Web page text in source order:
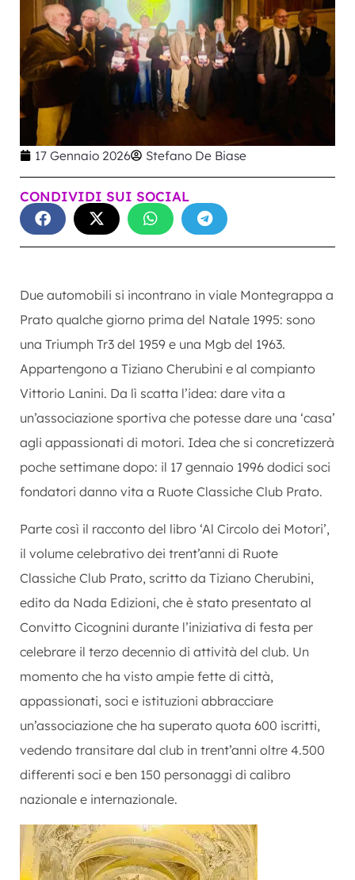
17 Gennaio 2026 Stefano De Biase
CONDIVIDI SUI SOCIAL
Due automobili si incontrano in viale Montegrappa a
Prato qualche giorno prima del Natale 1995: sono
una Triumph Tr3 del 1959 e una Mgb del 1963.
Appartengono a Tiziano Cherubini e al compianto
Vittorio Lanini. Da lì scatta l’idea: dare vita a
un’associazione sportiva che potesse dare una ‘casa’
agli appassionati di motori. Idea che si concretizzerà
poche settimane dopo: il 17 gennaio 1996 dodici soci
fondatori danno vita a Ruote Classiche Club Prato.
Parte così il racconto del libro ‘Al Circolo dei Motori’,
il volume celebrativo dei trent’anni di Ruote
Classiche Club Prato, scritto da Tiziano Cherubini,
edito da Nada Edizioni, che è stato presentato al
Convitto Cicognini durante l’iniziativa di festa per
celebrare il terzo decennio di attività del club. Un
momento che ha visto ampie fette di città,
appassionati, soci e istituzioni abbracciare
un’associazione che ha superato quota 600 iscritti,
vedendo transitare dal club in trent’anni oltre 4.500
differenti soci e ben 150 personaggi di calibro
nazionale e internazionale.